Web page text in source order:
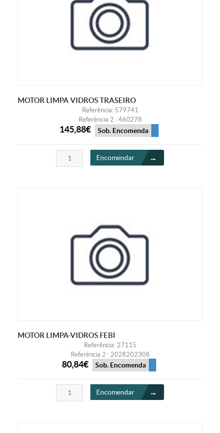
MOTOR LIMPA VIDROS TRASEIRO
Referência: 579741
Referência 2 : 460278
145,88€ Sob. Encomenda
Encomendar
MOTOR LIMPA-VIDROS FEBI
Referência: 27115
Referência 2 : 2028202308
80,84€ Sob. Encomenda
Encomendar